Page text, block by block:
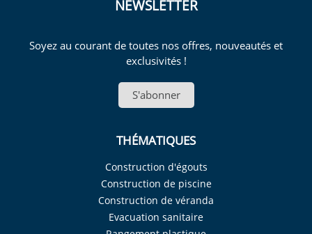
NEWSLETTER
Soyez au courant de toutes nos offres, nouveautés et
exclusivités !
S'abonner
THÉMATIQUES
Construction d'égouts
Construction de piscine
Construction de véranda
Evacuation sanitaire